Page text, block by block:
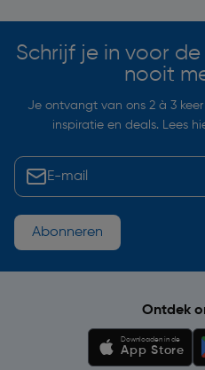
Schrijf je in voor
nooit
Je ontvangt van ons 2 à 3
inspiratie en deals. Lees
Abonneren
Ontdek
Downloaden in de
App Store